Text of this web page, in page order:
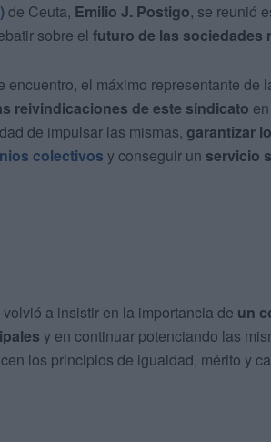
de Ceuta, Emilio J. Postigo, se reunió
sobre el futuro de las sociedades
encuentro, el máximo representante
reivindicaciones de este sindicato
de impulsar las mismas, garantizar
colectivos y conseguir un servicio
volvió a insistir en la importancia de un
y en continuar potenciando las
los principios de igualdad, mérito y